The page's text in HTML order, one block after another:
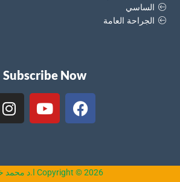
الساسي
الجراحة العامة
Subscribe Now
F
a
o
Y
o
b
I
n
g
Copyright © 2026 ا.د محمد خضر